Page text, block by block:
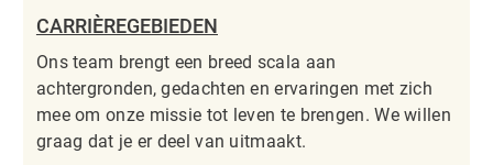
CARRIÈREGEBIEDEN
Ons team brengt een breed scala aan
achtergronden, gedachten en ervaringen met zich
mee om onze missie tot leven te brengen. We willen
graag dat je er deel van uitmaakt.